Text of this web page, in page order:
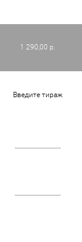
1 290,00 р.
Введите тираж